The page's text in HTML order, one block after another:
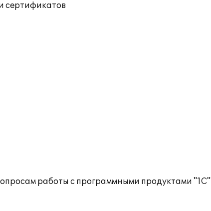
сертификатов
работы с программными продуктами "1С"